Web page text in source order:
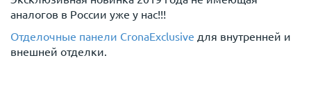
аналогов в России уже у нас!!!
Отделочные панели CronaExclusive для внутренней и
внешней отделки.